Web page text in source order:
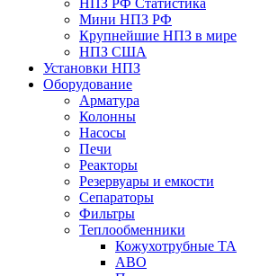
НПЗ РФ Статистика
Мини НПЗ РФ
Крупнейшие НПЗ в мире
НПЗ США
Установки НПЗ
Оборудование
Арматура
Колонны
Насосы
Печи
Реакторы
Резервуары и емкости
Сепараторы
Фильтры
Теплообменники
Кожухотрубные ТА
АВО